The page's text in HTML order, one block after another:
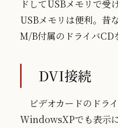
ドしてUSBメモリで受
USBメモリは便利。昔
M/B付属のドライバCD
DVI接続
ビデオカードのドラ
WindowsXPでも表示